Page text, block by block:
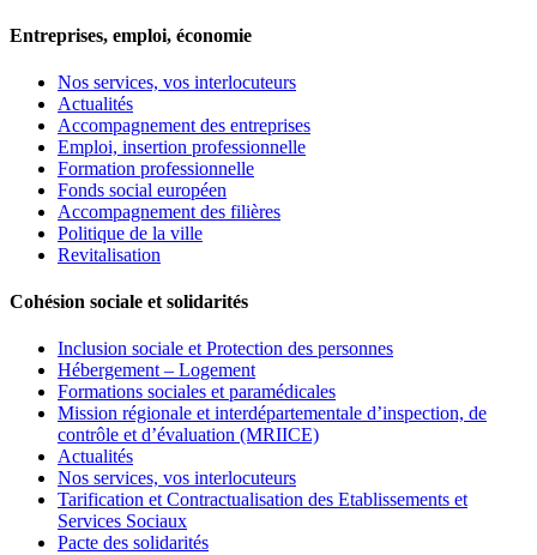
Entreprises, emploi, économie
Nos services, vos interlocuteurs
Actualités
Accompagnement des entreprises
Emploi, insertion professionnelle
Formation professionnelle
Fonds social européen
Accompagnement des filières
Politique de la ville
Revitalisation
Cohésion sociale et solidarités
Inclusion sociale et Protection des personnes
Hébergement – Logement
Formations sociales et paramédicales
Mission régionale et interdépartementale d’inspection, de
contrôle et d’évaluation (MRIICE)
Actualités
Nos services, vos interlocuteurs
Tarification et Contractualisation des Etablissements et
Services Sociaux
Pacte des solidarités